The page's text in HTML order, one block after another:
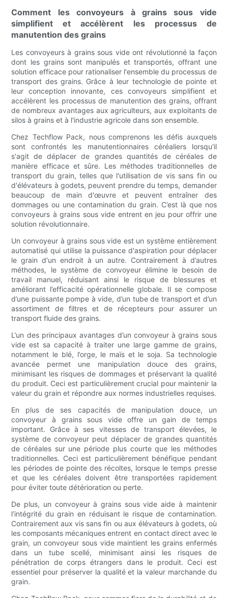
Comment les convoyeurs à grains sous vide
simplifient et accélèrent les processus de
manutention des grains
Les convoyeurs à grains sous vide ont révolutionné la façon
dont les grains sont manipulés et transportés, offrant une
solution efficace pour rationaliser l'ensemble du processus de
transport des grains. Grâce à leur technologie de pointe et
leur conception innovante, ces convoyeurs simplifient et
accélèrent les processus de manutention des grains, offrant
de nombreux avantages aux agriculteurs, aux exploitants de
silos à grains et à l'industrie agricole dans son ensemble.
Chez Techflow Pack, nous comprenons les défis auxquels
sont confrontés les manutentionnaires céréaliers lorsqu'il
s'agit de déplacer de grandes quantités de céréales de
manière efficace et sûre. Les méthodes traditionnelles de
transport du grain, telles que l'utilisation de vis sans fin ou
d'élévateurs à godets, peuvent prendre du temps, demander
beaucoup de main d'œuvre et peuvent entraîner des
dommages ou une contamination du grain. C’est là que nos
convoyeurs à grains sous vide entrent en jeu pour offrir une
solution révolutionnaire.
Un convoyeur à grains sous vide est un système entièrement
automatisé qui utilise la puissance d'aspiration pour déplacer
le grain d'un endroit à un autre. Contrairement à d’autres
méthodes, le système de convoyeur élimine le besoin de
travail manuel, réduisant ainsi le risque de blessures et
améliorant l’efficacité opérationnelle globale. Il se compose
d’une puissante pompe à vide, d’un tube de transport et d’un
assortiment de filtres et de récepteurs pour assurer un
transport fluide des grains.
L’un des principaux avantages d’un convoyeur à grains sous
vide est sa capacité à traiter une large gamme de grains,
notamment le blé, l’orge, le maïs et le soja. Sa technologie
avancée permet une manipulation douce des grains,
minimisant les risques de dommages et préservant la qualité
du produit. Ceci est particulièrement crucial pour maintenir la
valeur du grain et répondre aux normes industrielles requises.
En plus de ses capacités de manipulation douce, un
convoyeur à grains sous vide offre un gain de temps
important. Grâce à ses vitesses de transport élevées, le
système de convoyeur peut déplacer de grandes quantités
de céréales sur une période plus courte que les méthodes
traditionnelles. Ceci est particulièrement bénéfique pendant
les périodes de pointe des récoltes, lorsque le temps presse
et que les céréales doivent être transportées rapidement
pour éviter toute détérioration ou perte.
De plus, un convoyeur à grains sous vide aide à maintenir
l’intégrité du grain en réduisant le risque de contamination.
Contrairement aux vis sans fin ou aux élévateurs à godets, où
les composants mécaniques entrent en contact direct avec le
grain, un convoyeur sous vide maintient les grains enfermés
dans un tube scellé, minimisant ainsi les risques de
pénétration de corps étrangers dans le produit. Ceci est
essentiel pour préserver la qualité et la valeur marchande du
grain.